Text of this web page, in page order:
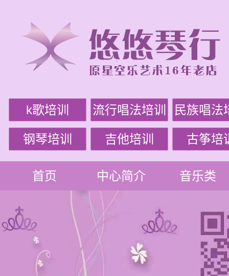
k歌培训 流行唱法培训 民族唱法
钢琴培训 吉他培训 古筝培
首页 中心简介 音乐类